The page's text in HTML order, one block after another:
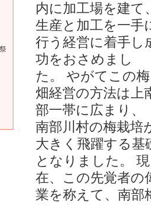
内に加工場を建て
生産と加工を一手
行う経営に着手し
功をおさめまし
た。 やがてこの梅
畑経営の方法は上
部一帯に広まり、
南部川村の梅栽培
大きく飛躍する基
となりました。 現
在、この先覚者の
業を称えて、南部